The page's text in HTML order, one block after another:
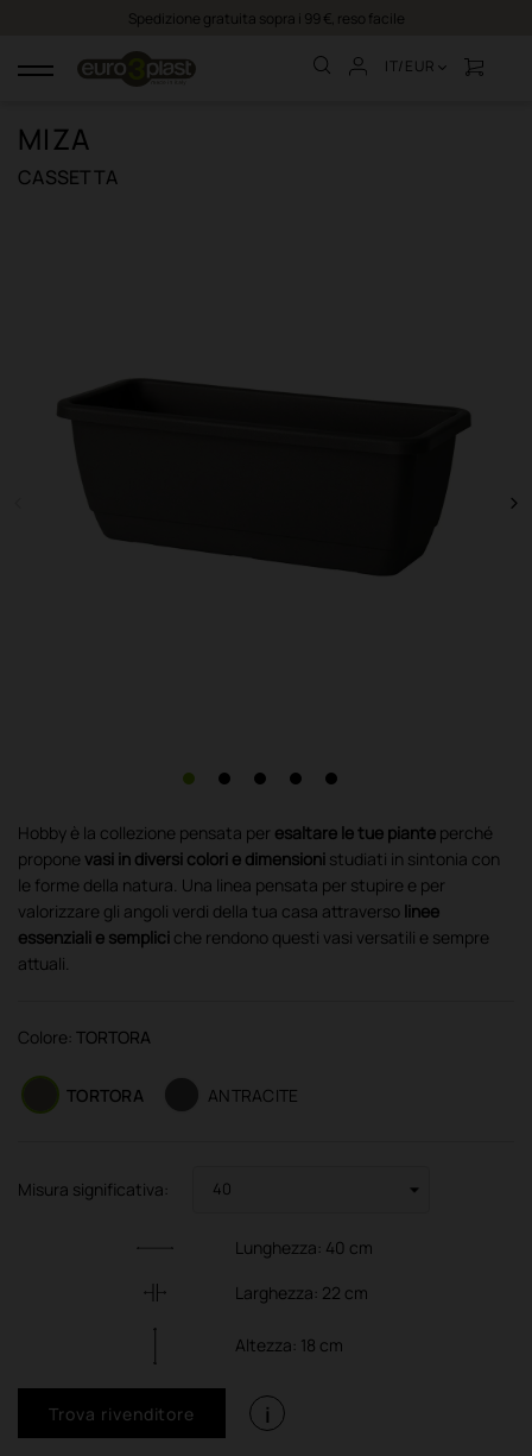
Spedizione gratuita sopra i 99 €, reso facile
navigazione IT/EUR
MIZA
CASSETTA
Hobby è la collezione pensata per esaltare le tue piante perché
propone vasi in diversi colori e dimensioni studiati in sintonia con
le forme della natura. Una linea pensata per stupire e per
valorizzare gli angoli verdi della tua casa attraverso linee
essenziali e semplici che rendono questi vasi versatili e sempre
attuali.
Colore: TORTORA
TORTORA ANTRACITE
Misura significativa:
Lunghezza: 40 cm
Larghezza: 22 cm
Altezza: 18 cm
Trova rivenditore i